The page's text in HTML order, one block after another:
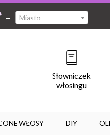
– Miasto
Słowniczek
włosingu
WŁOSY DIY